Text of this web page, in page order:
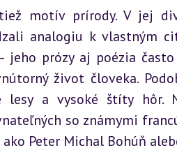
motív prírody. V jej
analogiu k vlastným
jeho prózy aj poézia
život človeka.
lesy a vysoké štíty hôr.
so známymi
Peter Michal Bohúň